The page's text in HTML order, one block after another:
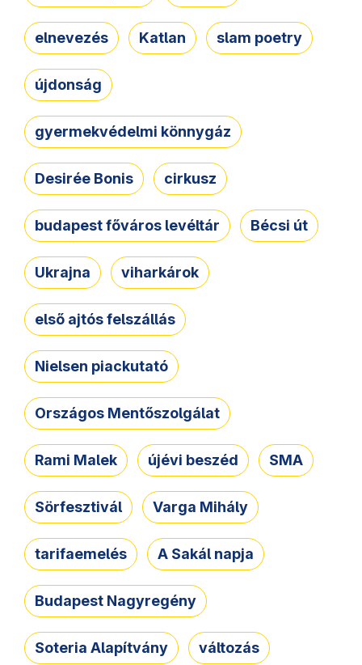
elnevezés Katlan slam poetry
újdonság
gyermekvédelmi könnygáz
Desirée Bonis cirkusz
budapest főváros levéltár Bécsi út
Ukrajna viharkárok
első ajtós felszállás
Nielsen piackutató
Országos Mentőszolgálat
Rami Malek újévi beszéd SMA
Sörfesztivál Varga Mihály
tarifaemelés A Sakál napja
Budapest Nagyregény
Soteria Alapítvány változás